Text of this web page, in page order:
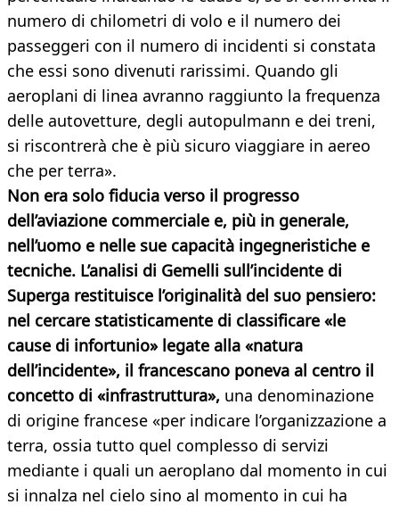
numero di chilometri di volo e il numero dei
passeggeri con il numero di incidenti si constata
che essi sono divenuti rarissimi. Quando gli
aeroplani di linea avranno raggiunto la frequenza
delle autovetture, degli autopulmann e dei treni,
si riscontrerà che è più sicuro viaggiare in aereo
che per terra».
Non era solo fiducia verso il progresso
dell’aviazione commerciale e, più in generale,
nell’uomo e nelle sue capacità ingegneristiche e
tecniche. L’analisi di Gemelli sull’incidente di
Superga restituisce l’originalità del suo pensiero:
nel cercare statisticamente di classificare «le
cause di infortunio» legate alla «natura
dell’incidente», il francescano poneva al centro il
concetto di «infrastruttura», una denominazione
di origine francese «per indicare l’organizzazione a
terra, ossia tutto quel complesso di servizi
mediante i quali un aeroplano dal momento in cui
si innalza nel cielo sino al momento in cui ha